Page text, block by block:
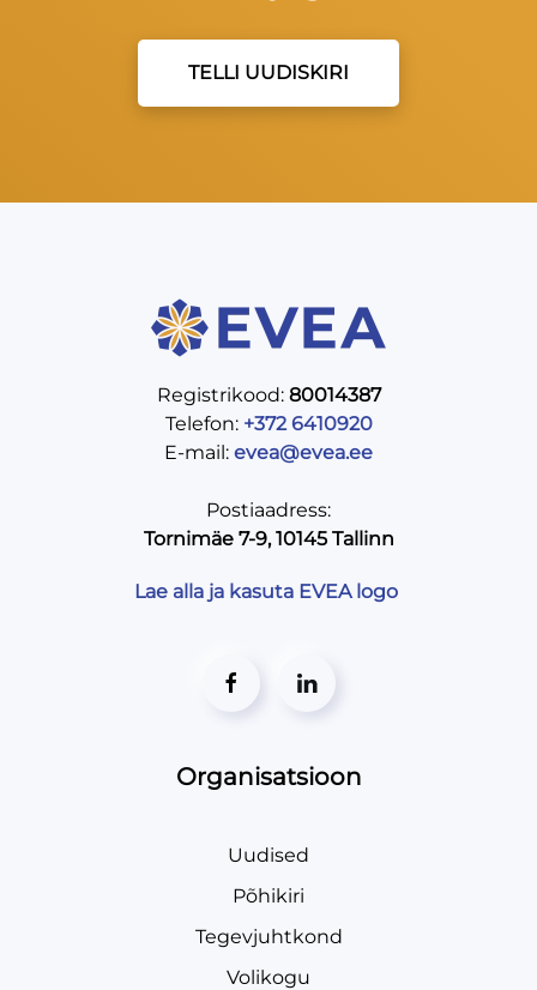
TELLI UUDISKIRI
Registrikood: 80014387
Telefon: +372 6410920
E-mail: evea@evea.ee
Postiaadress:
Tornimäe 7-9, 10145 Tallinn
Lae alla ja kasuta EVEA logo
Organisatsioon
Uudised
Põhikiri
Tegevjuhtkond
Volikogu